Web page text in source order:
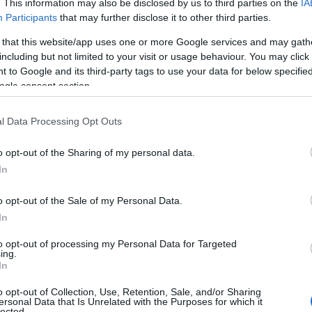
This information may also be disclosed by us to third parties on the
Participants that may further disclose it to other third parties.
that this website/app uses one or more Google services and may
but not limited to your visit or usage behaviour. You may
to Google and its third-party tags to use your data for below
consent section.
Data Processing Opt Outs
opt-out of the Sharing of my personal data.
opt-out of the Sale of my Personal Data.
opt-out of processing my Personal Data for Targeted
opt-out of Collection, Use, Retention, Sale, and/or Sharing
Data that Is Unrelated with the Purposes for which it
αιτήσεων συμμετοχής
καλούνται να συμπληρώσουν την αίτηση με
ΣΟΧ ΔΕΔΔΗΕ Α.Ε.)και να την υποβάλουν, είτε
ΠΕΡΙΟΧΗ ΒΟΛΟΥ, ΛΑΡΙΣΗΣ – ΤΖΑΒΕΛΑ, 383 34
την στον Τομέα Υποστήριξης υπόψη κ. Λαζαρίδου
Αγγλικών σε μόνο 2 ημέρες στα